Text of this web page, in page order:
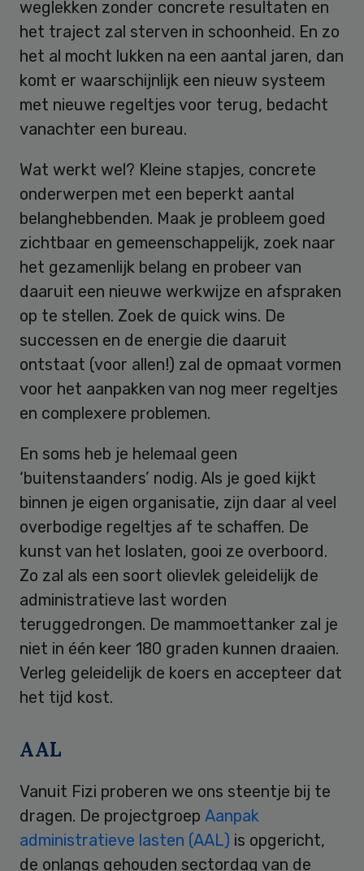
weglekken zonder concrete resultaten en
het traject zal sterven in schoonheid. En zo
het al mocht lukken na een aantal jaren, dan
komt er waarschijnlijk een nieuw systeem
met nieuwe regeltjes voor terug, bedacht
vanachter een bureau.
Wat werkt wel? Kleine stapjes, concrete
onderwerpen met een beperkt aantal
belanghebbenden. Maak je probleem goed
zichtbaar en gemeenschappelijk, zoek naar
het gezamenlijk belang en probeer van
daaruit een nieuwe werkwijze en afspraken
op te stellen. Zoek de quick wins. De
successen en de energie die daaruit
ontstaat (voor allen!) zal de opmaat vormen
voor het aanpakken van nog meer regeltjes
en complexere problemen.
En soms heb je helemaal geen
‘buitenstaanders’ nodig. Als je goed kijkt
binnen je eigen organisatie, zijn daar al veel
overbodige regeltjes af te schaffen. De
kunst van het loslaten, gooi ze overboord.
Zo zal als een soort olievlek geleidelijk de
administratieve last worden
teruggedrongen. De mammoettanker zal je
niet in één keer 180 graden kunnen draaien.
Verleg geleidelijk de koers en accepteer dat
het tijd kost.
AAL
Vanuit Fizi proberen we ons steentje bij te
dragen. De projectgroep Aanpak
administratieve lasten (AAL) is opgericht,
de onlangs gehouden sectordag van de